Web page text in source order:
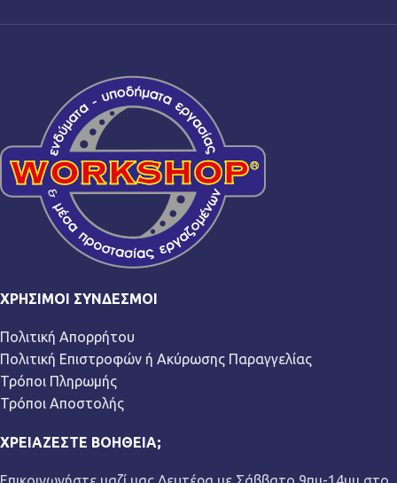
ΧΡΉΣΙΜΟΙ ΣΎΝΔΕΣΜΟΙ
Πολιτική Απορρήτου
Πολιτική Επιστροφών ή Ακύρωσης Παραγγελίας
Τρόποι Πληρωμής
Τρόποι Αποστολής
ΧΡΕΙΆΖΕΣΤΕ ΒΟΉΘΕΙΑ;